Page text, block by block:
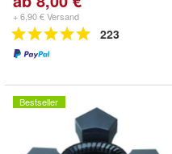
+ 6,90 € Versand
223
Bestseller